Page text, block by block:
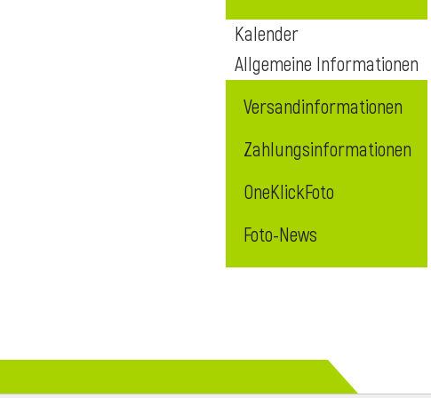
Kalender
Allgemeine Informationen
Versandinformationen
Zahlungsinformationen
OneKlickFoto
Foto-News